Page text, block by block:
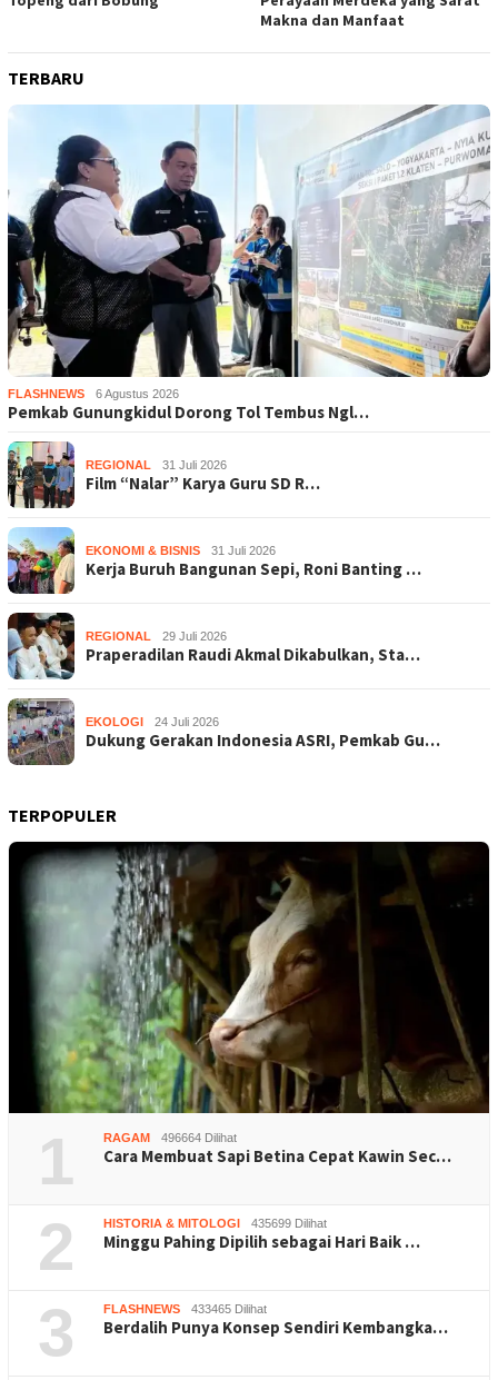
Makna dan Manfaat
TERBARU
FLASHNEWS 6 Agustus 2026
Pemkab Gunungkidul Dorong Tol Tembus Ngl…
REGIONAL 31 Juli 2026
Film “Nalar” Karya Guru SD R…
EKONOMI & BISNIS 31 Juli 2026
Kerja Buruh Bangunan Sepi, Roni Banting …
REGIONAL 29 Juli 2026
Praperadilan Raudi Akmal Dikabulkan, Sta…
EKOLOGI 24 Juli 2026
Dukung Gerakan Indonesia ASRI, Pemkab Gu…
TERPOPULER
1 RAGAM 496664 Dilihat
Cara Membuat Sapi Betina Cepat Kawin Sec…
2 HISTORIA & MITOLOGI 435699 Dilihat
Minggu Pahing Dipilih sebagai Hari Baik …
3 FLASHNEWS 433465 Dilihat
Berdalih Punya Konsep Sendiri Kembangka…